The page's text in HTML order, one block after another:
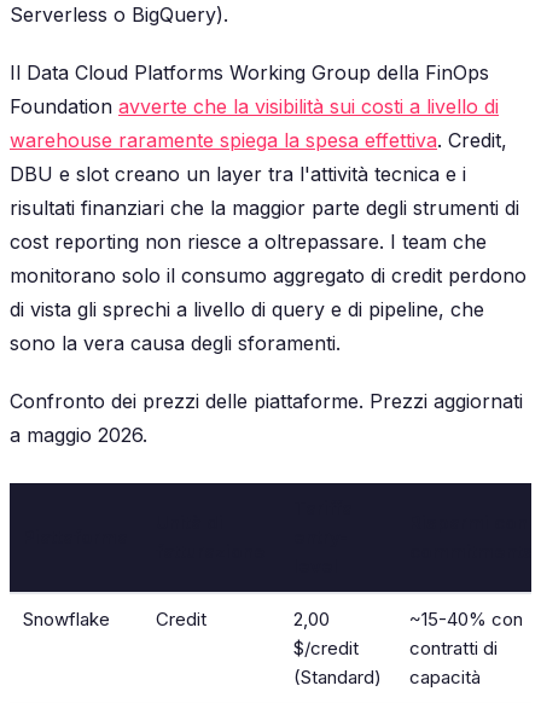
Serverless o BigQuery).
Il Data Cloud Platforms Working Group della FinOps
Foundation avverte che la visibilità sui costi a livello di
warehouse raramente spiega la spesa effettiva. Credit,
DBU e slot creano un layer tra l'attività tecnica e i
risultati finanziari che la maggior parte degli strumenti di
cost reporting non riesce a oltrepassare. I team che
monitorano solo il consumo aggregato di credit perdono
di vista gli sprechi a livello di query e di pipeline, che
sono la vera causa degli sforamenti.
Confronto dei prezzi delle piattaforme. Prezzi aggiornati
a maggio 2026.
Snowflake Credit
2,00
$/credit
(Standard)
~15-40% con
contratti di
capacità